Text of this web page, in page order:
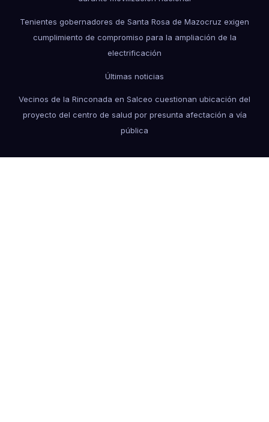
Tenientes gobernadores de Santa Rosa de Mazocruz exigen
cumplimiento de compromiso para la ampliación de la
electrificación
Últimas noticias
Vecinos de la Rinconada en Salceo cuestionan ubicación del
proyecto del centro de salud por presunta afectación a vía
pública